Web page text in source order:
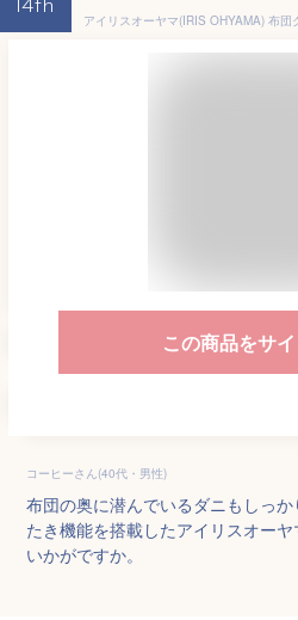
14th
この商品をサ
コーヒーさん(40代・男性)
布団の奥に潜んでいるダニもしっ
たき機能を搭載したアイリスオー
いかがですか。